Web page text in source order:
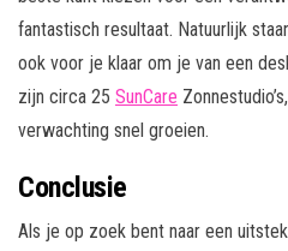
fantastisch resultaat. Natuurlijk
ook voor je klaar om je van een
zijn circa 25 SunCare
verwachting snel groeien.
Conclusie
Als je op zoek bent naar een